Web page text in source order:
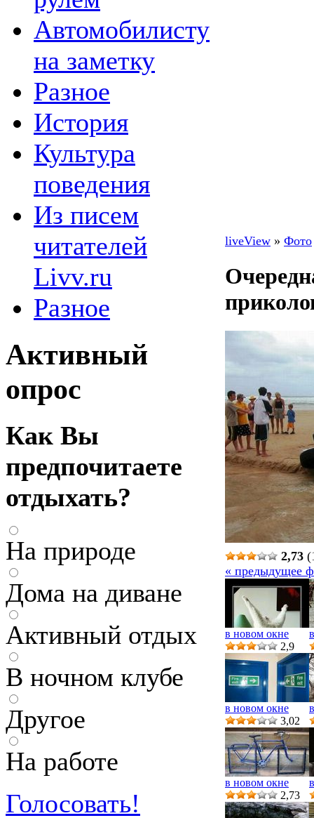
Автомобилисту
на заметку
Разное
История
Культура
поведения
Из писем
читателей
Livv.ru
Разное
Активный
опрос
Как Вы
предпочитаете
отдыхать?
На природе
Дома на диване
Активный отдых
В ночном клубе
Другое
На работе
Голосовать!
liveView » Фото
2,73
« предыдущее
в новом окне
2,9
в новом окне
3,02
в новом окне
2,73